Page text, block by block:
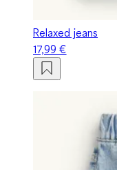
Relaxed jeans
17,99 €